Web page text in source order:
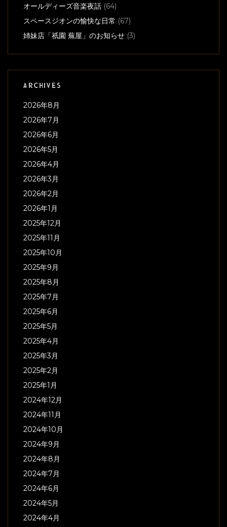
オールディーズ音楽夜話 (64)
スペースジオンの愉快な日常 (67)
姉妹店「祇園 蕪屋」のお知らせ (3)
ARCHIVES
2026年8月
2026年7月
2026年6月
2026年5月
2026年4月
2026年3月
2026年2月
2026年1月
2025年12月
2025年11月
2025年10月
2025年9月
2025年8月
2025年7月
2025年6月
2025年5月
2025年4月
2025年3月
2025年2月
2025年1月
2024年12月
2024年11月
2024年10月
2024年9月
2024年8月
2024年7月
2024年6月
2024年5月
2024年4月